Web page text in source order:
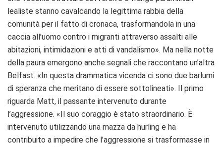
lealiste stanno cavalcando la legittima rabbia della
comunità per il fatto di cronaca, trasformandola in una
caccia all’uomo contro i migranti attraverso assalti alle
abitazioni, intimidazioni e atti di vandalismo». Ma nella notte
della paura emergono anche segnali che raccontano un’altra
Belfast. «In questa drammatica vicenda ci sono due barlumi
di speranza che meritano di essere sottolineati». Il primo
riguarda Matt, il passante intervenuto durante
l’aggressione. «Il suo coraggio è stato straordinario. È
intervenuto utilizzando una mazza da hurling e ha
contribuito a impedire che l’aggressione si trasformasse in